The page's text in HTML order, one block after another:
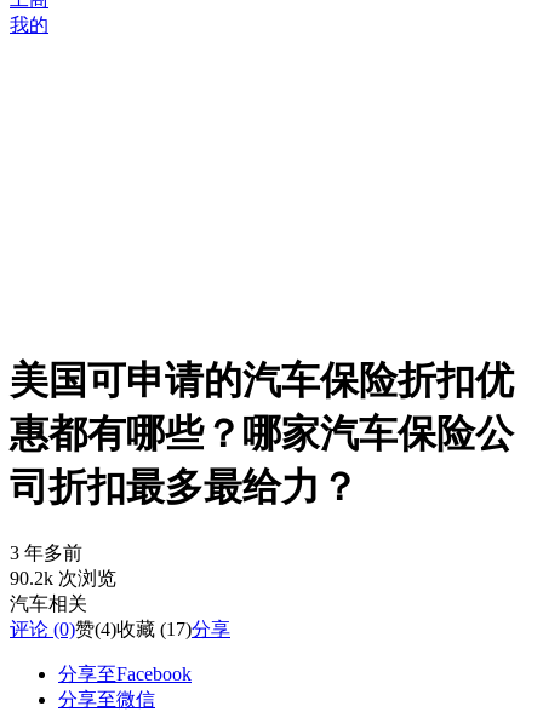
我的
美国可申请的汽车保险折扣优
惠都有哪些？哪家汽车保险公
司折扣最多最给力？
3 年多前
90.2k 次浏览
汽车相关
评论 (0)赞(4)收藏 (17)分享
分享至Facebook
分享至微信